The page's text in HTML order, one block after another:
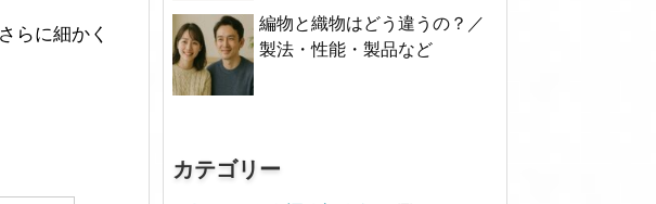
らに細かく
編物と織物はどう違うの？／
製法・性能・製品など
カテゴリー